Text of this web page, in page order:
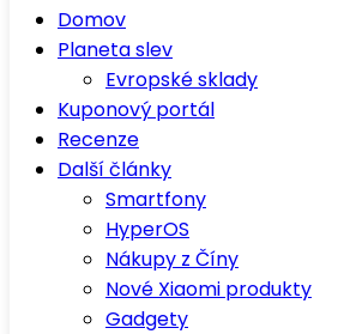
Domov
Planeta slev
Evropské sklady
Kuponový portál
Recenze
Další články
Smartfony
HyperOS
Nákupy z Číny
Nové Xiaomi produkty
Gadgety